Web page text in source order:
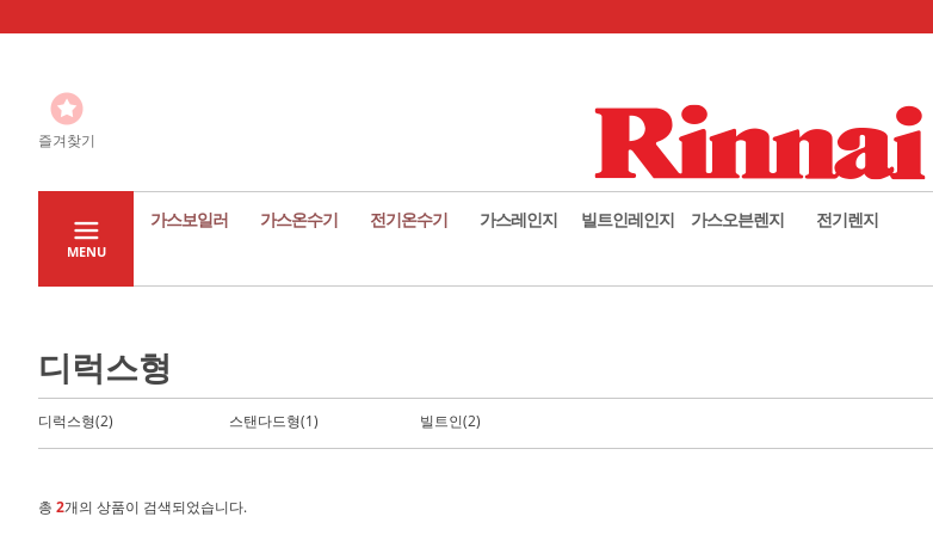
즐겨찾기
MENU
가스보일러 가스온수기 전기온수기 가스레인지 빌트인레인지 가스오븐렌지 전기렌지
디럭스형
디럭스형(2) 스탠다드형(1) 빌트인(2)
총 2개의 상품이 검색되었습니다.